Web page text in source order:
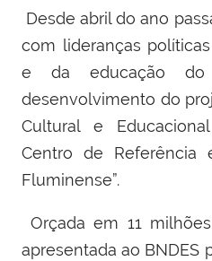
Desde abril do ano
com lideranças
e da educação do
desenvolvimento do
Cultural e
Centro de Referência
Fluminense”.
Orçada em 11
apresentada ao BNDES